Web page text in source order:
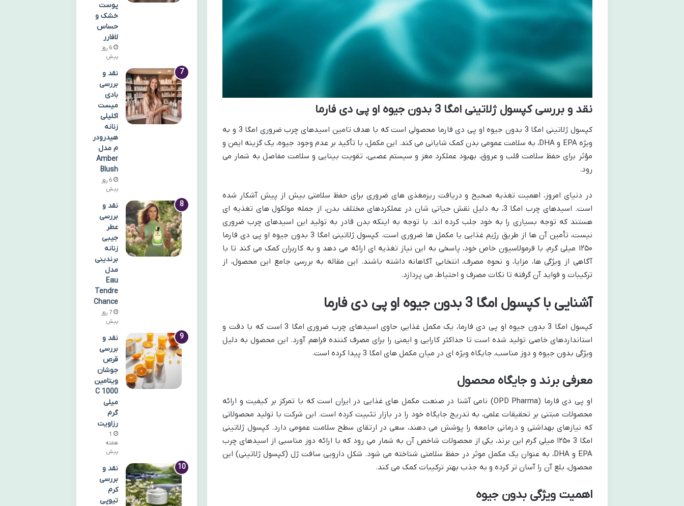
نقد و بررسی کپسول ژلاتینی امگا 3 بدون جیوه او پی دی فارما
کپسول ژلاتینی امگا 3 بدون جیوه او پی دی فارما محصولی است که با هدف تامین اسیدهای چرب ضروری امگا 3 و به
ویژه EPA و DHA، به سلامت عمومی بدن کمک شایانی می کند. این مکمل، با تأکید بر عدم وجود جیوه، یک گزینه ایمن و
مؤثر برای حفظ سلامت قلب و عروق، بهبود عملکرد مغز و سیستم عصبی، تقویت بینایی و سلامت مفاصل به شمار می
رود.
در دنیای امروز، اهمیت تغذیه صحیح و دریافت ریزمغذی های ضروری برای حفظ سلامتی بیش از پیش آشکار شده
است. اسیدهای چرب امگا 3، به دلیل نقش حیاتی شان در عملکردهای مختلف بدن، از جمله مولکول های تغذیه ای
هستند که توجه بسیاری را به خود جلب کرده اند. با توجه به اینکه بدن قادر به تولید این اسیدهای چرب ضروری
نیست، تأمین آن ها از طریق رژیم غذایی یا مکمل ها ضروری است. کپسول ژلاتینی امگا 3 بدون جیوه او پی دی فارما
۱۲۵۰ میلی گرم، با فرمولاسیون خاص خود، پاسخی به این نیاز تغذیه ای ارائه می دهد و به کاربران کمک می کند تا با
آگاهی از ویژگی ها، مزایا، و نحوه مصرف، انتخابی آگاهانه داشته باشند. این مقاله به بررسی جامع این محصول، از
ترکیبات و فواید آن گرفته تا نکات مصرف و احتیاط، می پردازد.
آشنایی با کپسول امگا 3 بدون جیوه او پی دی فارما
کپسول امگا 3 بدون جیوه او پی دی فارما، یک مکمل غذایی حاوی اسیدهای چرب ضروری امگا 3 است که با دقت و
استانداردهای خاصی تولید شده است تا حداکثر کارایی و ایمنی را برای مصرف کننده فراهم آورد. این محصول به دلیل
ویژگی بدون جیوه و دوز مناسب، جایگاه ویژه ای در میان مکمل های امگا 3 پیدا کرده است.
معرفی برند و جایگاه محصول
او پی دی فارما (OPD Pharma) نامی آشنا در صنعت مکمل های غذایی در ایران است که با تمرکز بر کیفیت و ارائه
محصولات مبتنی بر تحقیقات علمی، به تدریج جایگاه خود را در بازار تثبیت کرده است. این شرکت با تولید محصولاتی
که نیازهای بهداشتی و درمانی جامعه را پوشش می دهند، سعی در ارتقای سطح سلامت عمومی دارد. کپسول ژلاتینی
امگا 3 ۱۲۵۰ میلی گرم این برند، یکی از محصولات شاخص آن به شمار می رود که با ارائه دوز مناسبی از اسیدهای چرب
EPA و DHA، به عنوان یک مکمل موثر در حفظ سلامتی شناخته می شود. شکل دارویی سافت ژل (کپسول ژلاتینی) این
محصول، بلع آن را آسان تر کرده و به جذب بهتر ترکیبات کمک می کند.
اهمیت ویژگی بدون جیوه
پوست
خشک و
حساس
لافارر
6 روز
پیش
نقد و
بررسی
بادی
میست
اکلیلی
زنانه
هیدرودر
م مدل
Amber
Blush
6 روز
پیش
نقد و
بررسی
عطر
جیبی
زنانه
برندینی
مدل
Eau
Tendre
Chance
7 روز
پیش
نقد و
بررسی
قرص
جوشان
ویتامین
C 1000
میلی
گرم
رزاویت
1
هفته
پیش
نقد و
بررسی
کرم
تیوپی